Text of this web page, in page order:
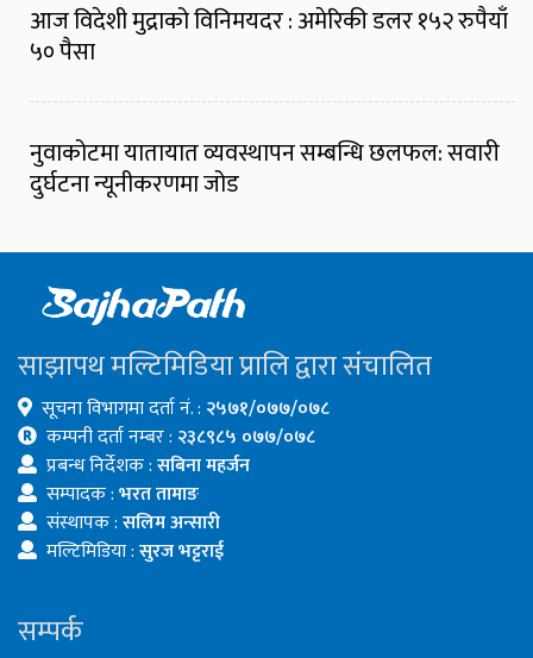
आज विदेशी मुद्राको विनिमयदर : अमेरिकी डलर १५२ रुपैयाँ
५० पैसा
नुवाकोटमा यातायात व्यवस्थापन सम्बन्धि छलफल: सवारी
दुर्घटना न्यूनीकरणमा जोड
साझापथ मल्टिमिडिया प्रालि द्वारा संचालित
सूचना विभागमा दर्ता नं. : २५७१/०७७/०७८
कम्पनी दर्ता नम्बर : २३८९८५ ०७७/०७८
प्रबन्ध निर्देशक :सबिना महर्जन
सम्पादक :भरत तामाङ
संस्थापक :सलिम अन्सारी
मल्टिमिडिया :सुरज भट्टराई
सम्पर्क